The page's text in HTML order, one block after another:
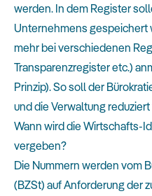
werden. In dem Register
Unternehmens gespeichert
mehr bei verschiedenen
Transparenzregister etc.)
Prinzip). So soll der
und die Verwaltung
Wann wird die Wirtschafts-
vergeben?
Die Nummern werden vom
(BZSt) auf Anforderung der